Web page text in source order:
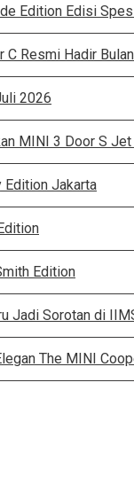
Edition Edisi
C Resmi Hadir
2026
MINI 3 Door S
Edition Jakarta
Edition
Jadi Sorotan di
The MINI